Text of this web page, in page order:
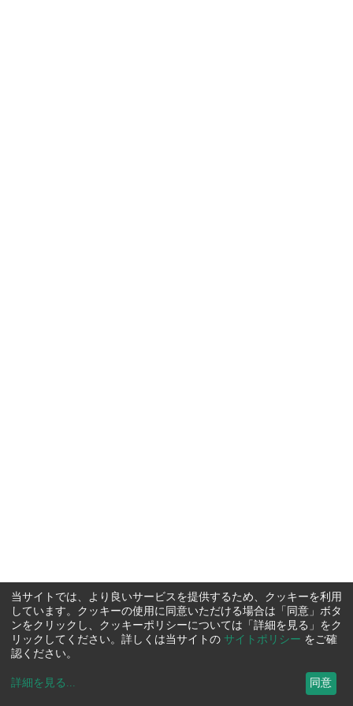
当サイトでは、より良いサービスを提供するため、クッキーを利用
しています。クッキーの使用に同意いただける場合は「同意」ボタ
ンをクリックし、クッキーポリシーについては「詳細を見る」をク
リックしてください。詳しくは当サイトの サイトポリシー をご確
認ください。
詳細を見る ... 同意